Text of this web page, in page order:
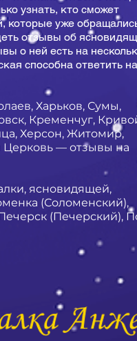
узнать, кто сможет
которые уже
отзывы об
о ней есть на
способна ответить
Харьков, Сумы,
Кременчуг,
Херсон, Житомир,
Церковь — отзывы на
ясновидящей,
(Соломенский),
(Печерский),